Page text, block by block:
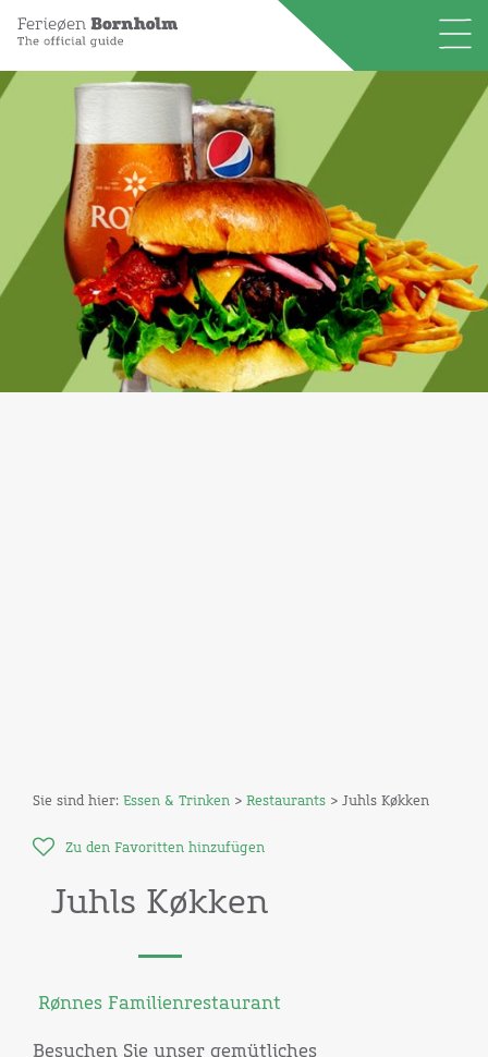
Sie sind hier: Essen & Trinken > Restaurants > Juhls Køkken
Zu den Favoritten hinzufügen
Juhls Køkken
Rønnes Familienrestaurant
Besuchen Sie unser gemütliches